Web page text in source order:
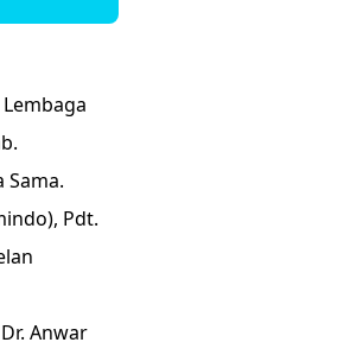
Pdt.
Anwar